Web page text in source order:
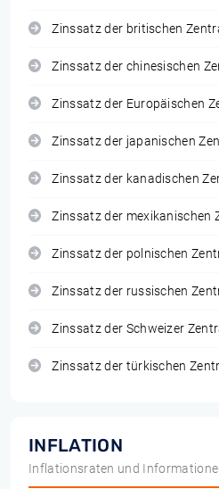
Zinssatz der britischen
Zinssatz der chinesischen
Zinssatz der Europäischen
Zinssatz der japanischen
Zinssatz der kanadischen
Zinssatz der mexikanischen
Zinssatz der polnischen
Zinssatz der russischen
Zinssatz der Schweizer
Zinssatz der türkischen
INFLATION
Inflationsraten und